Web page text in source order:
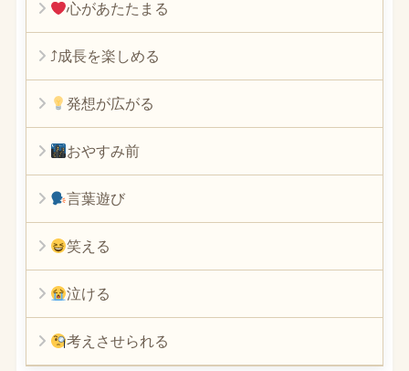
心があたたまる
⤴︎成長を楽しめる
発想が広がる
おやすみ前
言葉遊び
笑える
泣ける
考えさせられる